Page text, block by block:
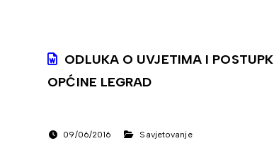
ODLUKA O UVJETIMA I
OPĆINE LEGRAD
09/06/2016 Savjetovanje